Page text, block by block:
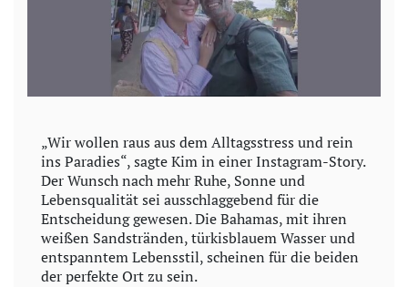
„Wir wollen raus aus dem Alltagsstress und rein
ins Paradies“, sagte Kim in einer Instagram-Story.
Der Wunsch nach mehr Ruhe, Sonne und
Lebensqualität sei ausschlaggebend für die
Entscheidung gewesen. Die Bahamas, mit ihren
weißen Sandstränden, türkisblauem Wasser und
entspanntem Lebensstil, scheinen für die beiden
der perfekte Ort zu sein.